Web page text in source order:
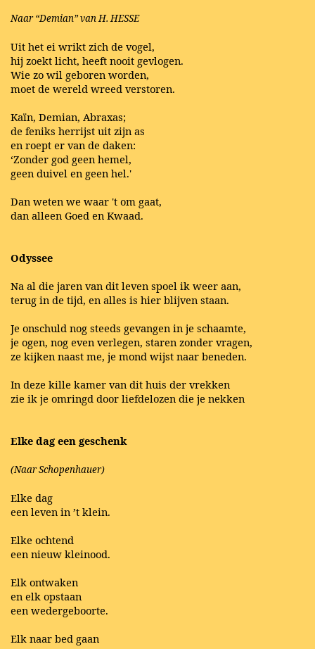
Naar “Demian” van H. HESSE
Uit het ei wrikt zich de vogel,
hij zoekt licht, heeft nooit gevlogen.
Wie zo wil geboren worden,
moet de wereld wreed verstoren.
Kaïn, Demian, Abraxas;
de feniks herrijst uit zijn as
en roept er van de daken:
‘Zonder god geen hemel,
geen duivel en geen hel.'
Dan weten we waar 't om gaat,
dan alleen Goed en Kwaad.
Odyssee
Na al die jaren van dit leven spoel ik weer aan,
terug in de tijd, en alles is hier blijven staan.
Je onschuld nog steeds gevangen in je schaamte,
je ogen, nog even verlegen, staren zonder vragen,
ze kijken naast me, je mond wijst naar beneden.
In deze kille kamer van dit huis der vrekken
zie ik je omringd door liefdelozen die je nekken
Elke dag een geschenk
(Naar Schopenhauer)
Elke dag
een leven in ’t klein.
Elke ochtend
een nieuw kleinood.
Elk ontwaken
en elk opstaan
een wedergeboorte.
Elk naar bed gaan